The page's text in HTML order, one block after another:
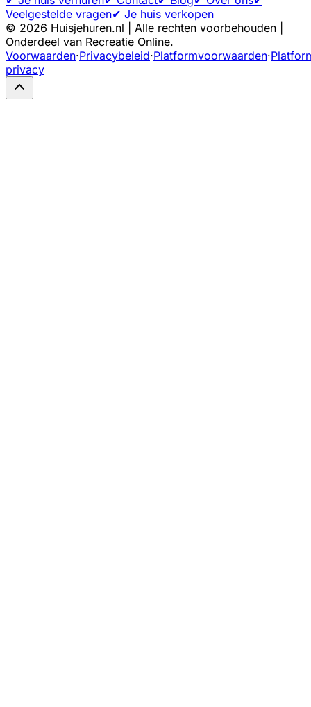
Veelgestelde vragen✔ Je huis verkopen
© 2026 Huisjehuren.nl | Alle rechten voorbehouden |
Onderdeel van Recreatie Online.
Voorwaarden·Privacybeleid·Platformvoorwaarden·
privacy